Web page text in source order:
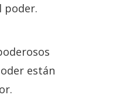
poder.
están